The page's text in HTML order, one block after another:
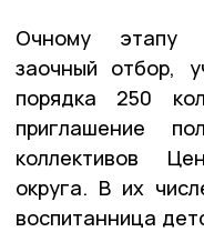
Очному этапу
заочный отбор,
порядка 250
приглашение
коллективов
округа. В их
воспитанница